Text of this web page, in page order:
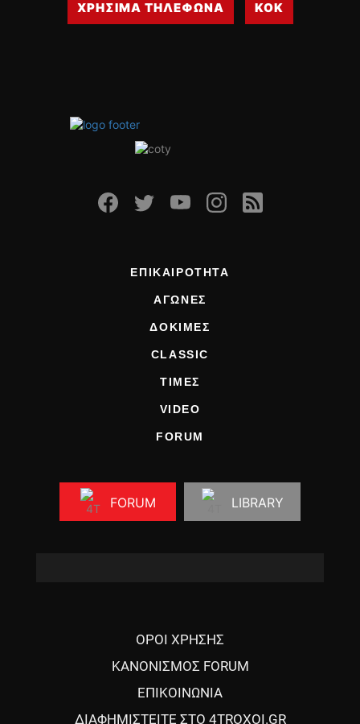
ΧΡΗΣΙΜΑ ΤΗΛΕΦΩΝΑ ΚΟΚ
ΕΠΙΚΑΙΡΟΤΗΤΑ
ΑΓΩΝΕΣ
ΔΟΚΙΜΕΣ
CLASSIC
ΤΙΜΕΣ
VIDEO
FORUM
FORUM LIBRARY
ΟΡΟΙ ΧΡΗΣΗΣ
ΚΑΝΟΝΙΣΜΟΣ FORUM
ΕΠΙΚΟΙΝΩΝΙΑ
ΔΙΑΦΗΜΙΣΤΕΙΤΕ ΣΤΟ 4TROXOI.GR